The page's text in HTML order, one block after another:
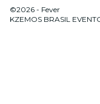
©2026 - Fever
KZEMOS BRASIL